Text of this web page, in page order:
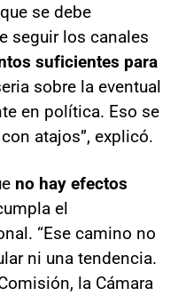
se debe
seguir los canales
suficientes para
sobre la eventual
en política. Eso se
atajos”, explicó.
no hay efectos
el
“Ese camino no
ni una tendencia.
la Cámara